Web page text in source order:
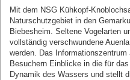
Mit dem NSG Kühkopf-
Naturschutzgebiet in den
Biebesheim. Seltene Vogelarten
vollständig verschwundene
werden. Das
Besuchern Einblicke in die für
Dynamik des Wassers und stellt